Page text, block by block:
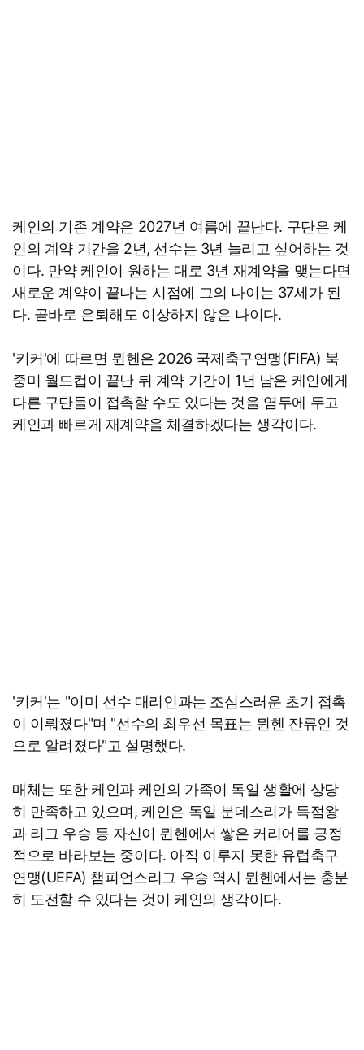
케인의 기존 계약은 2027년 여름에 끝난다. 구단은 케
인의 계약 기간을 2년, 선수는 3년 늘리고 싶어하는 것
이다. 만약 케인이 원하는 대로 3년 재계약을 맺는다면
새로운 계약이 끝나는 시점에 그의 나이는 37세가 된
다. 곧바로 은퇴해도 이상하지 않은 나이다.
'키커'에 따르면 뮌헨은 2026 국제축구연맹(FIFA) 북
중미 월드컵이 끝난 뒤 계약 기간이 1년 남은 케인에게
다른 구단들이 접촉할 수도 있다는 것을 염두에 두고
케인과 빠르게 재계약을 체결하겠다는 생각이다.
'키커'는 "이미 선수 대리인과는 조심스러운 초기 접촉
이 이뤄졌다"며 "선수의 최우선 목표는 뮌헨 잔류인 것
으로 알려졌다"고 설명했다.
매체는 또한 케인과 케인의 가족이 독일 생활에 상당
히 만족하고 있으며, 케인은 독일 분데스리가 득점왕
과 리그 우승 등 자신이 뮌헨에서 쌓은 커리어를 긍정
적으로 바라보는 중이다. 아직 이루지 못한 유럽축구
연맹(UEFA) 챔피언스리그 우승 역시 뮌헨에서는 충분
히 도전할 수 있다는 것이 케인의 생각이다.